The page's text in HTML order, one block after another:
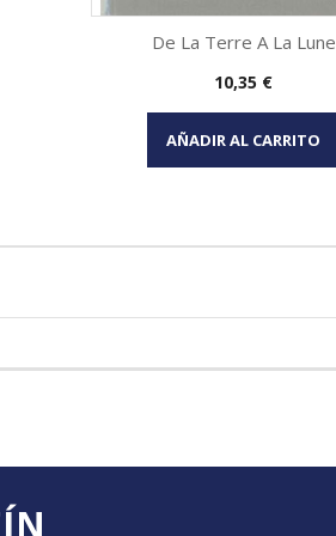
Vista rápida
De La Terre A La Lune
Precio
10,35 €
AÑADIR AL CARRITO